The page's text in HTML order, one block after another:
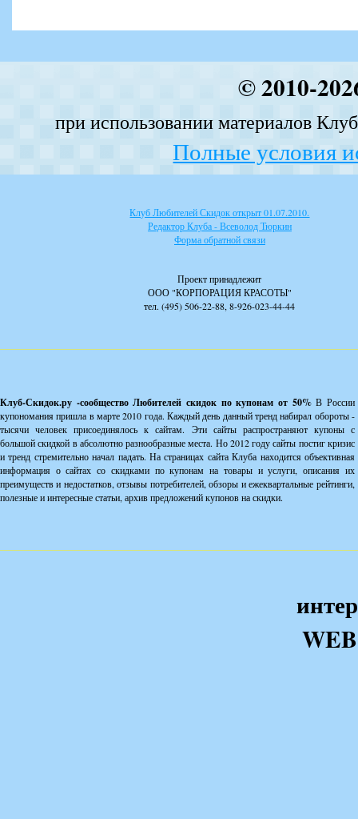
© 2010-
при использовании материалов
Полные условия
Клуб Любителей Скидок открыт 01.07.2010.
Редактор Клуба - Всеволод Тюркин
Форма обратной связи
Проект принадлежит
ООО "КОРПОРАЦИЯ КРАСОТЫ"
тел. (495) 506-22-88, 8-926-023-44-44
Клуб-Скидок.ру -сообщество Любителей скидок по купонам от 50%В России
купономания пришла в марте 2010 года. Каждый день данный тренд набирал обороты -
тысячи человек присоединялось к сайтам. Эти сайты распространяют купоны с
большой скидкой в абсолютно разнообразные места. Но 2012 году сайты постиг кризис
и тренд стремительно начал падать. На страницах сайта Клуба находится объективная
информация о сайтах со скидками по купонам на товары и услуги, описания их
преимуществ и недостатков, отзывы потребителей, обзоры и ежеквартальные рейтинги,
полезные и интересные статьи, архив предложений купонов на скидки.